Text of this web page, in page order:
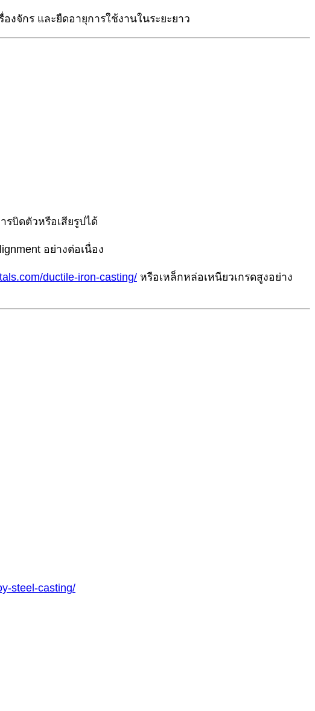
จักร และยืดอายุการใช้งานในระยะยาว
รบิดตัวหรือเสียรูปได้
อย่างต่อเนื่อง
ductile-iron-casting/ หรือเหล็กหล่อเหนียวเกรดสูงอย่าง
steel-casting/